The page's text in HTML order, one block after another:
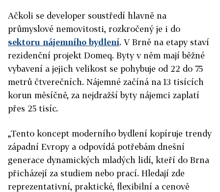
Ačkoli se developer soustředí hlavně na
průmyslové nemovitosti, rozkročený je i do
sektoru nájemního bydlení. V Brně na etapy staví
rezidenční projekt Domeq. Byty v něm mají běžné
vybavení a jejich velikost se pohybuje od 22 do 75
metrů čtverečních. Nájemné začíná na 13 tisících
korun měsíčně, za nejdražší byty nájemci zaplatí
přes 25 tisíc.
„Tento koncept moderního bydlení kopíruje trendy
západní Evropy a odpovídá potřebám dnešní
generace dynamických mladých lidí, kteří do Brna
přicházejí za studiem nebo prací. Hledají zde
reprezentativní, praktické, flexibilní a cenově